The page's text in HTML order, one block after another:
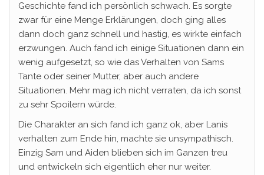
Geschichte fand ich persönlich schwach. Es sorgte
zwar für eine Menge Erklärungen, doch ging alles
dann doch ganz schnell und hastig, es wirkte einfach
erzwungen. Auch fand ich einige Situationen dann ein
wenig aufgesetzt, so wie das Verhalten von Sams
Tante oder seiner Mutter, aber auch andere
Situationen. Mehr mag ich nicht verraten, da ich sonst
zu sehr Spoilern würde.
Die Charakter an sich fand ich ganz ok, aber Lanis
verhalten zum Ende hin, machte sie unsympathisch.
Einzig Sam und Aiden blieben sich im Ganzen treu
und entwickeln sich eigentlich eher nur weiter.